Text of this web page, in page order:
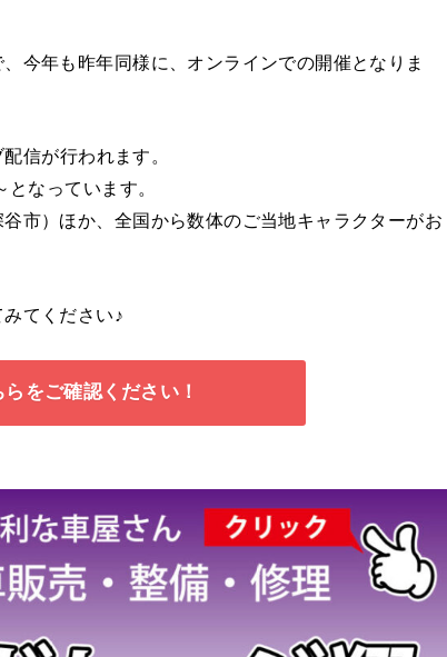
今年も昨年同様に、オンラインでの開催となりま
信が行われます。
なっています。
市）ほか、全国から数体のご当地キャラクターがお
てください♪
をご確認ください！